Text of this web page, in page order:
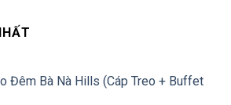
Đêm Bà Nà Hills (Cáp Treo + Buffet